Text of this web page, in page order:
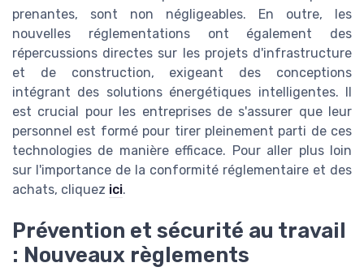
prenantes, sont non négligeables. En outre, les
nouvelles réglementations ont également des
répercussions directes sur les projets d'infrastructure
et de construction, exigeant des conceptions
intégrant des solutions énergétiques intelligentes. Il
est crucial pour les entreprises de s'assurer que leur
personnel est formé pour tirer pleinement parti de ces
technologies de manière efficace. Pour aller plus loin
sur l'importance de la conformité réglementaire et des
achats, cliquez ici.
Prévention et sécurité au travail
: Nouveaux règlements